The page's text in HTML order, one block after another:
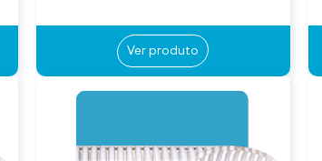
Ver produto